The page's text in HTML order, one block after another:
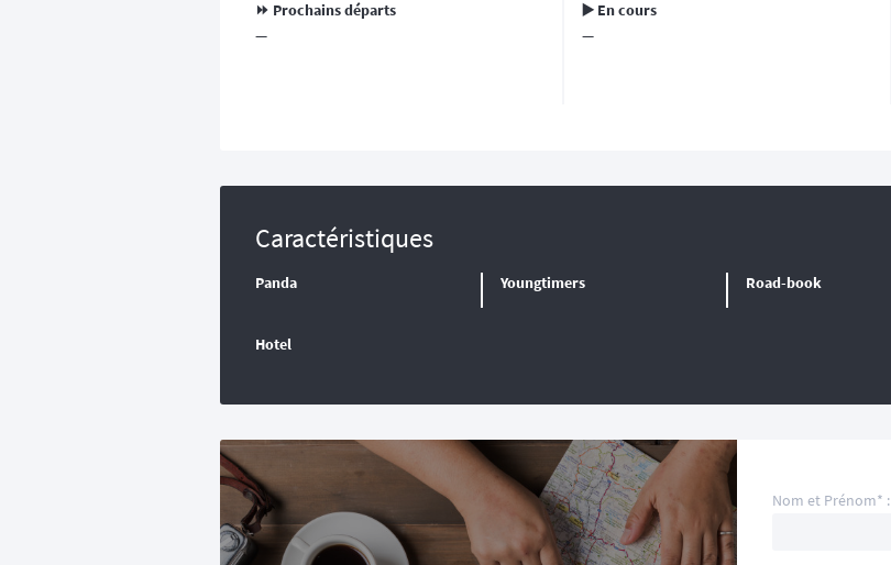
⏩️ Prochains départs
—
▶️ En cours
—
Caractéristiques
Panda Youngtimers Road-book
Hotel
Nom et Prénom* :